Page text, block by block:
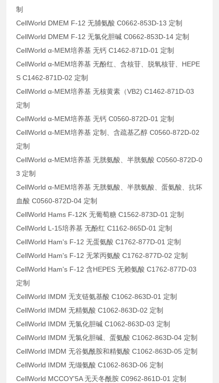
制
CellWorld DMEM F-12 无脯氨酸 C0662-853D-13 定制
CellWorld DMEM F-12 无氯化胆碱 C0662-853D-14 定制
CellWorld α-MEM培养基 无钙 C1462-871D-01 定制
CellWorld α-MEM培养基 无酚红、含核苷、脱氧核苷、HEPE
S C1462-871D-02 定制
CellWorld α-MEM培养基 无核黄素（VB2) C1462-871D-03
定制
CellWorld α-MEM培养基 无钙 C0560-872D-01 定制
CellWorld α-MEM培养基 定制、含疏基乙醇 C0560-872D-02
定制
CellWorld α-MEM培养基 无胱氨酸、半胱氨酸 C0560-872D-0
3 定制
CellWorld α-MEM培养基 无胱氨酸、半胱氨酸、蛋氨酸、抗坏
血酸 C0560-872D-04 定制
CellWorld Hams F-12K 无葡萄糖 C1562-873D-01 定制
CellWorld L-15培养基 无酚红 C1162-865D-01 定制
CellWorld Ham's F-12 无蛋氨酸 C1762-877D-01 定制
CellWorld Ham's F-12 无苯丙氨酸 C1762-877D-02 定制
CellWorld Ham's F-12 含HEPES 无赖氨酸 C1762-877D-03
定制
CellWorld IMDM 无支链氨基酸 C1062-863D-01 定制
CellWorld IMDM 无精氨酸 C1062-863D-02 定制
CellWorld IMDM 无氯化胆碱 C1062-863D-03 定制
CellWorld IMDM 无氯化胆碱、蛋氨酸 C1062-863D-04 定制
CellWorld IMDM 无谷氨酰胺和精氨酸 C1062-863D-05 定制
CellWorld IMDM 无缬氨酸 C1062-863D-06 定制
CellWorld MCCOY'5A 无天冬酰胺 C0962-861D-01 定制